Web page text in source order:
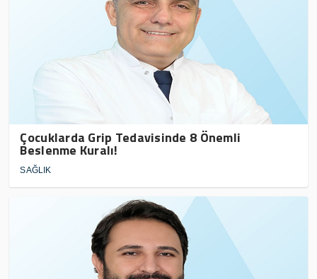
Çocuklarda Grip Tedavisinde 8 Önemli
Beslenme Kuralı!
SAĞLIK